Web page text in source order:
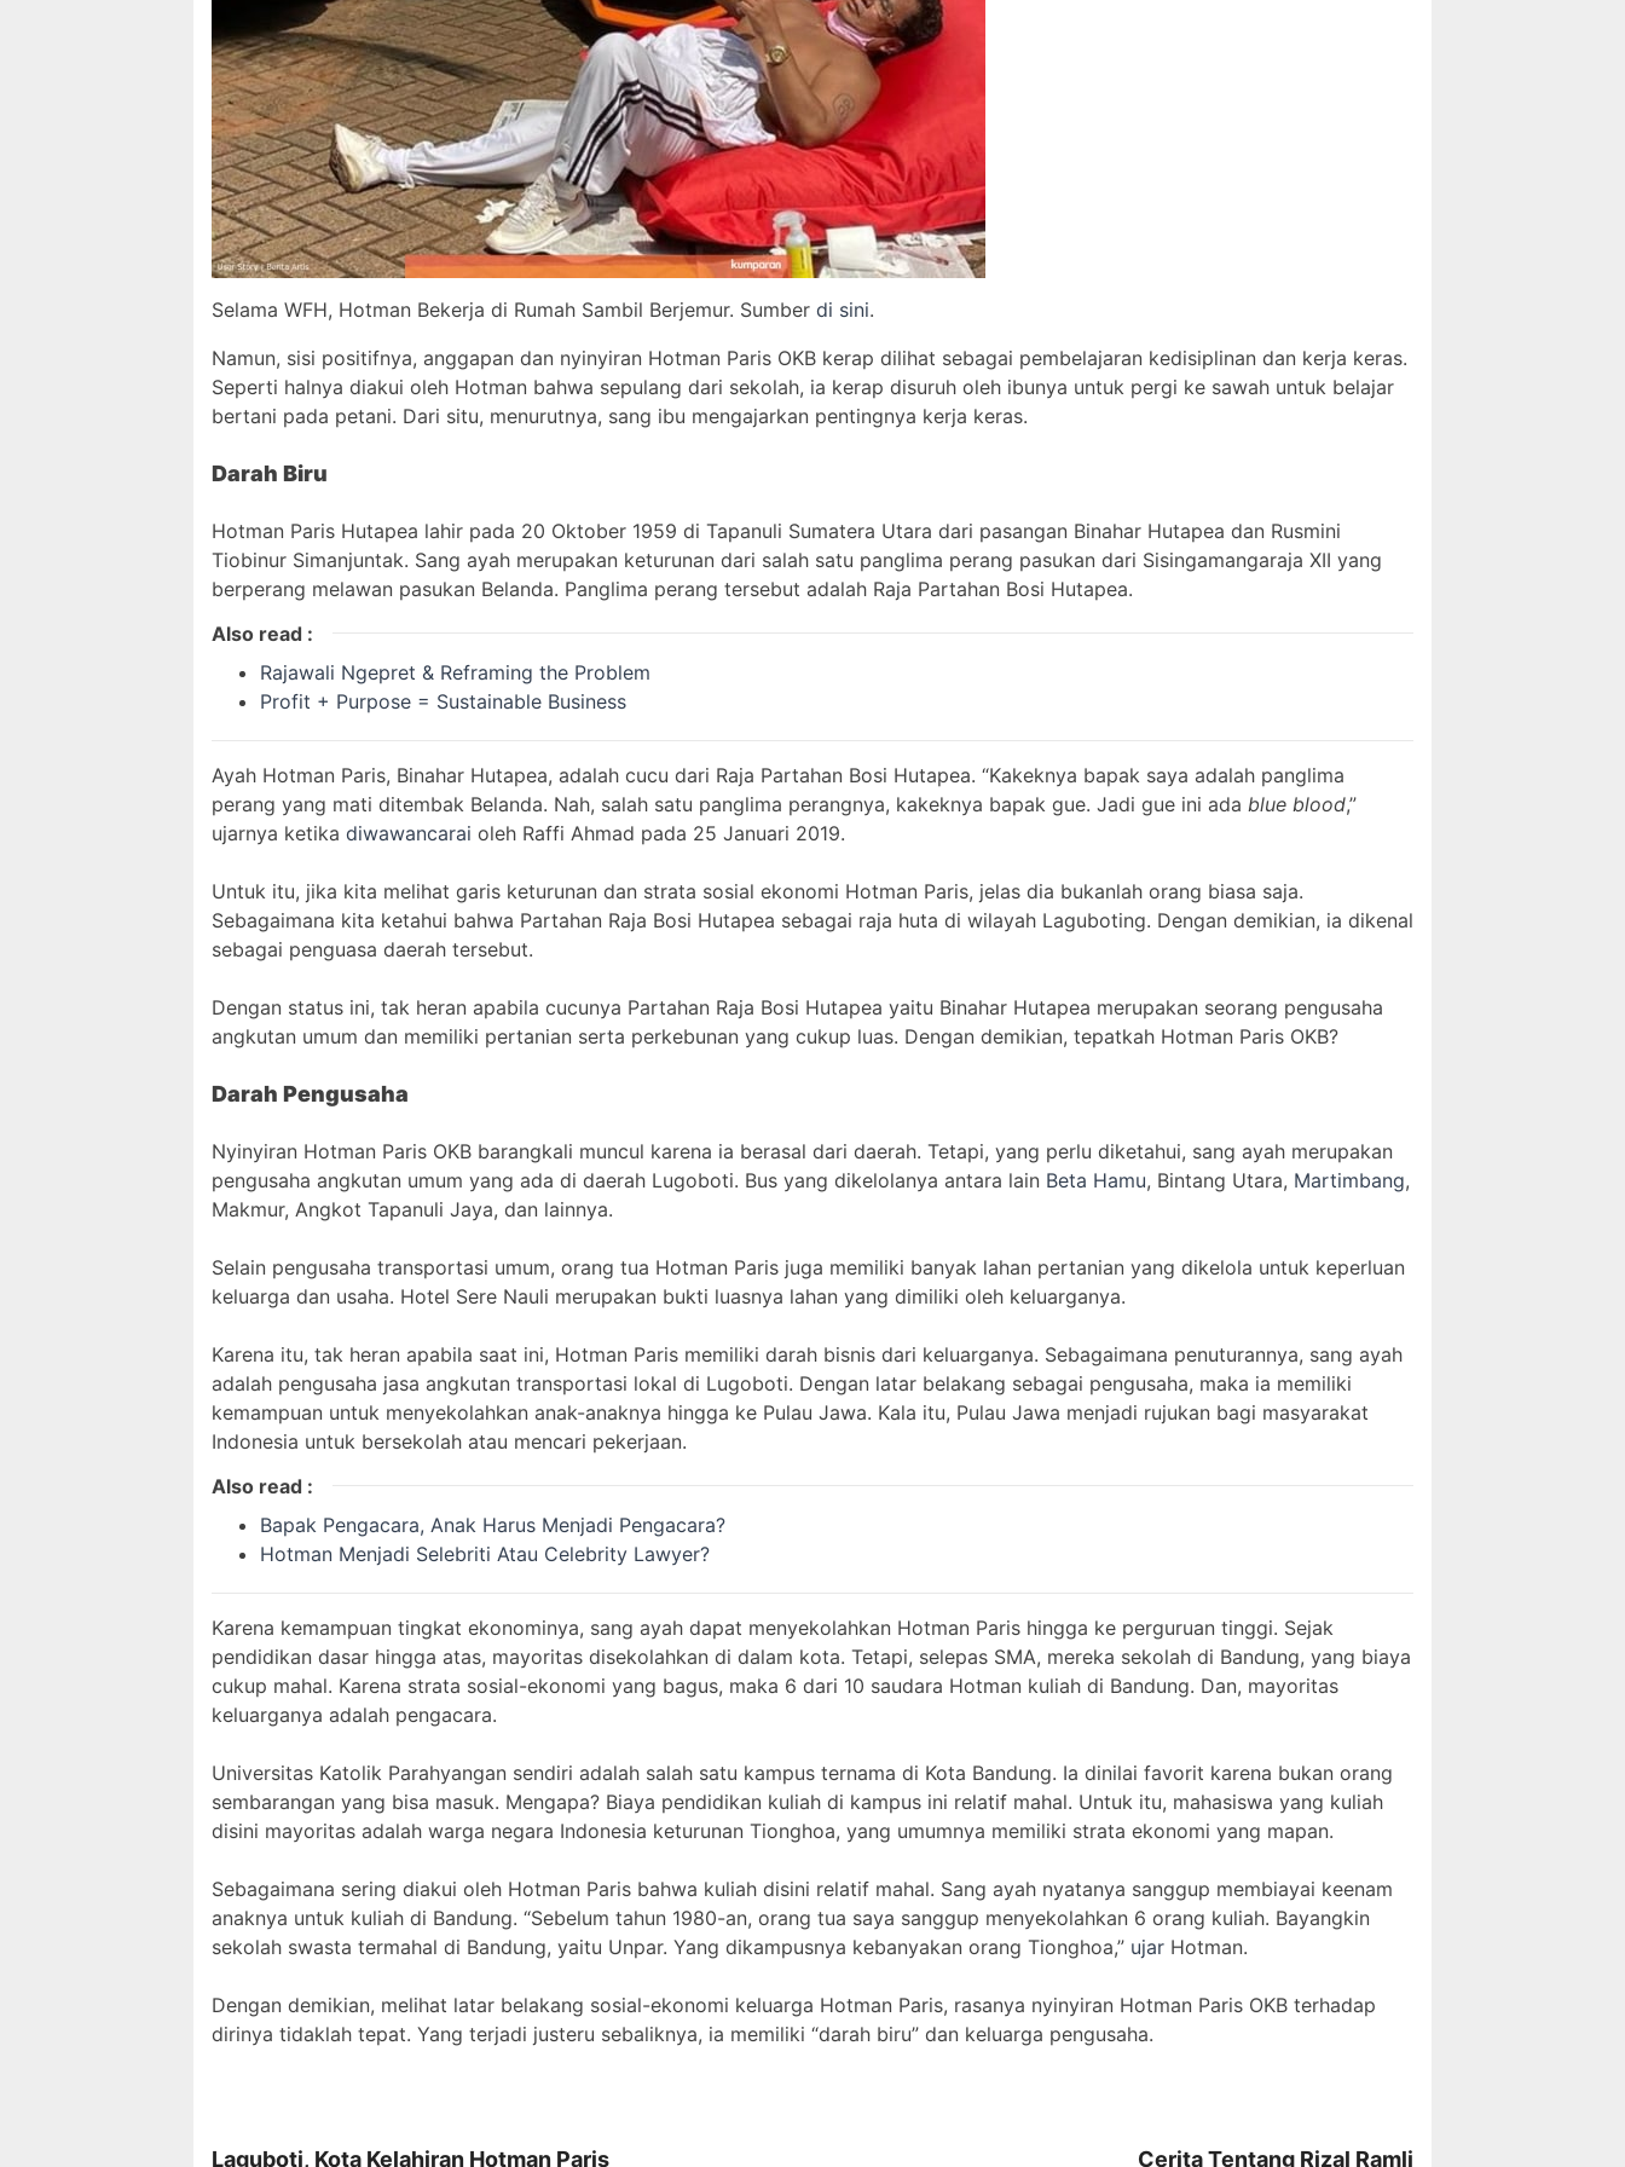
Selama WFH, Hotman Bekerja di Rumah Sambil Berjemur. Sumber di sini.
Namun, sisi positifnya, anggapan dan nyinyiran Hotman Paris OKB kerap dilihat sebagai pembelajaran kedisiplinan dan kerja keras.
Seperti halnya diakui oleh Hotman bahwa sepulang dari sekolah, ia kerap disuruh oleh ibunya untuk pergi ke sawah untuk belajar
bertani pada petani. Dari situ, menurutnya, sang ibu mengajarkan pentingnya kerja keras.
Darah Biru
Hotman Paris Hutapea lahir pada 20 Oktober 1959 di Tapanuli Sumatera Utara dari pasangan Binahar Hutapea dan Rusmini
Tiobinur Simanjuntak. Sang ayah merupakan keturunan dari salah satu panglima perang pasukan dari Sisingamangaraja XII yang
berperang melawan pasukan Belanda. Panglima perang tersebut adalah Raja Partahan Bosi Hutapea.
Also read :
Rajawali Ngepret & Reframing the Problem
Profit + Purpose = Sustainable Business
Ayah Hotman Paris, Binahar Hutapea, adalah cucu dari Raja Partahan Bosi Hutapea. “Kakeknya bapak saya adalah panglima
perang yang mati ditembak Belanda. Nah, salah satu panglima perangnya, kakeknya bapak gue. Jadi gue ini ada blue blood,”
ujarnya ketika diwawancarai oleh Raffi Ahmad pada 25 Januari 2019.
Untuk itu, jika kita melihat garis keturunan dan strata sosial ekonomi Hotman Paris, jelas dia bukanlah orang biasa saja.
Sebagaimana kita ketahui bahwa Partahan Raja Bosi Hutapea sebagai raja huta di wilayah Laguboting. Dengan demikian, ia dikenal
sebagai penguasa daerah tersebut.
Dengan status ini, tak heran apabila cucunya Partahan Raja Bosi Hutapea yaitu Binahar Hutapea merupakan seorang pengusaha
angkutan umum dan memiliki pertanian serta perkebunan yang cukup luas. Dengan demikian, tepatkah Hotman Paris OKB?
Darah Pengusaha
Nyinyiran Hotman Paris OKB barangkali muncul karena ia berasal dari daerah. Tetapi, yang perlu diketahui, sang ayah merupakan
pengusaha angkutan umum yang ada di daerah Lugoboti. Bus yang dikelolanya antara lain Beta Hamu, Bintang Utara, Martimbang,
Makmur, Angkot Tapanuli Jaya, dan lainnya.
Selain pengusaha transportasi umum, orang tua Hotman Paris juga memiliki banyak lahan pertanian yang dikelola untuk keperluan
keluarga dan usaha. Hotel Sere Nauli merupakan bukti luasnya lahan yang dimiliki oleh keluarganya.
Karena itu, tak heran apabila saat ini, Hotman Paris memiliki darah bisnis dari keluarganya. Sebagaimana penuturannya, sang ayah
adalah pengusaha jasa angkutan transportasi lokal di Lugoboti. Dengan latar belakang sebagai pengusaha, maka ia memiliki
kemampuan untuk menyekolahkan anak-anaknya hingga ke Pulau Jawa. Kala itu, Pulau Jawa menjadi rujukan bagi masyarakat
Indonesia untuk bersekolah atau mencari pekerjaan.
Also read :
Bapak Pengacara, Anak Harus Menjadi Pengacara?
Hotman Menjadi Selebriti Atau Celebrity Lawyer?
Karena kemampuan tingkat ekonominya, sang ayah dapat menyekolahkan Hotman Paris hingga ke perguruan tinggi. Sejak
pendidikan dasar hingga atas, mayoritas disekolahkan di dalam kota. Tetapi, selepas SMA, mereka sekolah di Bandung, yang biaya
cukup mahal. Karena strata sosial-ekonomi yang bagus, maka 6 dari 10 saudara Hotman kuliah di Bandung. Dan, mayoritas
keluarganya adalah pengacara.
Universitas Katolik Parahyangan sendiri adalah salah satu kampus ternama di Kota Bandung. Ia dinilai favorit karena bukan orang
sembarangan yang bisa masuk. Mengapa? Biaya pendidikan kuliah di kampus ini relatif mahal. Untuk itu, mahasiswa yang kuliah
disini mayoritas adalah warga negara Indonesia keturunan Tionghoa, yang umumnya memiliki strata ekonomi yang mapan.
Sebagaimana sering diakui oleh Hotman Paris bahwa kuliah disini relatif mahal. Sang ayah nyatanya sanggup membiayai keenam
anaknya untuk kuliah di Bandung. “Sebelum tahun 1980-an, orang tua saya sanggup menyekolahkan 6 orang kuliah. Bayangkin
sekolah swasta termahal di Bandung, yaitu Unpar. Yang dikampusnya kebanyakan orang Tionghoa,” ujar Hotman.
Dengan demikian, melihat latar belakang sosial-ekonomi keluarga Hotman Paris, rasanya nyinyiran Hotman Paris OKB terhadap
dirinya tidaklah tepat. Yang terjadi justeru sebaliknya, ia memiliki “darah biru” dan keluarga pengusaha.
Laguboti, Kota Kelahiran Hotman Paris Cerita Tentang Rizal Ramli